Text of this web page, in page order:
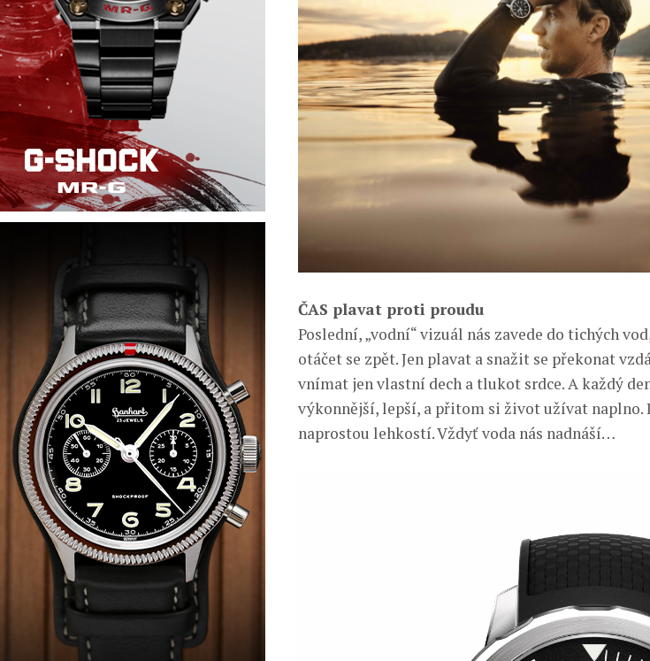
ČAS plavat proti proudu
Poslední, „vodní“ vizuál nás zavede do tichých
otáčet se zpět. Jen plavat a snažit se překonat
vnímat jen vlastní dech a tlukot srdce. A každý
výkonnější, lepší, a přitom si život užívat naplno.
naprostou lehkostí. Vždyť voda nás nadnáší…